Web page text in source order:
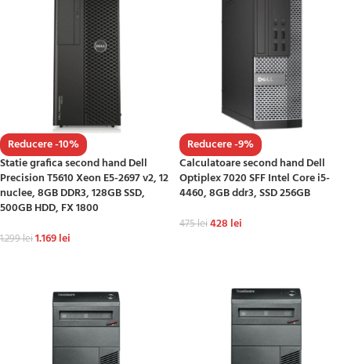
Reducere -10%
Statie grafica second hand Dell
Precision T5610 Xeon E5-2697 v2, 12
nuclee, 8GB DDR3, 128GB SSD,
500GB HDD, FX 1800
1.299lei1.169lei
Reducere -9%
Calculatoare second hand Dell
Optiplex 7020 SFF Intel Core i5-
4460, 8GB ddr3, SSD 256GB
475lei428 lei